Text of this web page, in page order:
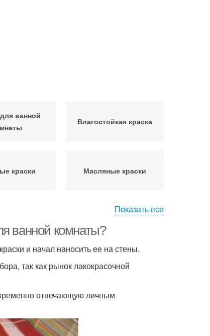
ванной
Влагостойкая краска
краски Масляные краски
Показать все
ванной комнаты?
и начал наносить ее на стены.
так как рынок лакокрасочной
отвечающую личным